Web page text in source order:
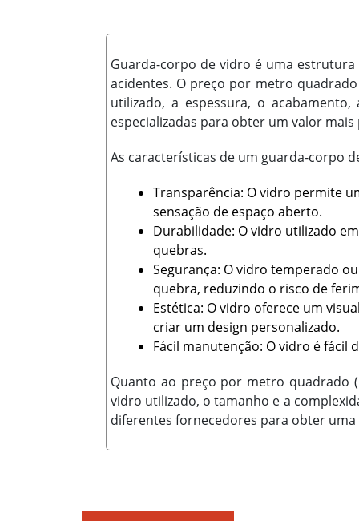
Guarda-corpo de vidro é uma
acidentes. O preço por metro
utilizado, a espessura, o
especializadas para obter um valor mais
As características de um guarda-corpo
Transparência: O vidro permite
sensação de espaço aberto.
Durabilidade: O vidro utilizado
quebras.
Segurança: O vidro temperado
quebra, reduzindo o risco de
Estética: O vidro oferece um
criar um design personalizado.
Fácil manutenção: O vidro é
Quanto ao preço por metro quadrado
vidro utilizado, o tamanho e a
diferentes fornecedores para obter